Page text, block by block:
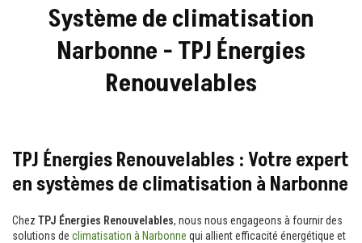
Système de climatisation
Narbonne - TPJ Énergies
Renouvelables
TPJ Énergies Renouvelables : Votre expert
en systèmes de climatisation à Narbonne
Chez TPJ Énergies Renouvelables, nous nous engageons à fournir des
solutions de climatisation à Narbonne qui allient efficacité énergétique et